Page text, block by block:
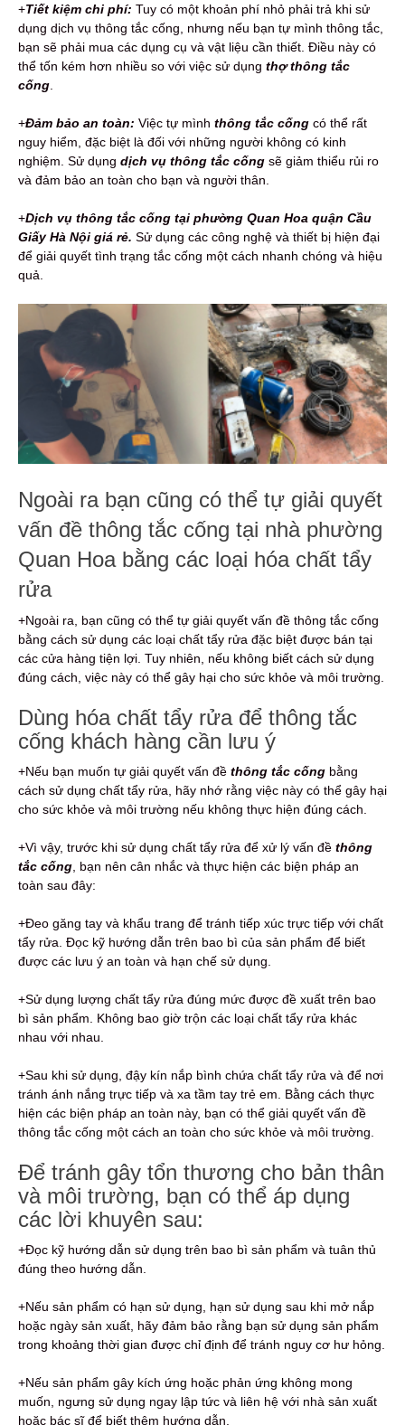
+Tiết kiệm chi phí: Tuy có một khoản phí nhỏ phải trả khi sử
dụng dịch vụ thông tắc cống, nhưng nếu bạn tự mình thông tắc,
bạn sẽ phải mua các dụng cụ và vật liệu cần thiết. Điều này có
thể tốn kém hơn nhiều so với việc sử dụng thợ thông tắc
cống.
+Đảm bảo an toàn: Việc tự mình thông tắc cống có thể rất
nguy hiểm, đặc biệt là đối với những người không có kinh
nghiệm. Sử dụng dịch vụ thông tắc cống sẽ giảm thiểu rủi ro
và đảm bảo an toàn cho bạn và người thân.
+Dịch vụ thông tắc cống tại phường Quan Hoa quận Cầu
Giấy Hà Nội giá rẻ. Sử dụng các công nghệ và thiết bị hiện đại
để giải quyết tình trạng tắc cống một cách nhanh chóng và hiệu
quả.
Ngoài ra bạn cũng có thể tự giải quyết
vấn đề thông tắc cống tại nhà phường
Quan Hoa bằng các loại hóa chất tẩy
rửa
+Ngoài ra, bạn cũng có thể tự giải quyết vấn đề thông tắc cống
bằng cách sử dụng các loại chất tẩy rửa đặc biệt được bán tại
các cửa hàng tiện lợi. Tuy nhiên, nếu không biết cách sử dụng
đúng cách, việc này có thể gây hại cho sức khỏe và môi trường.
Dùng hóa chất tẩy rửa để thông tắc
cống khách hàng cần lưu ý
+Nếu bạn muốn tự giải quyết vấn đề thông tắc cống bằng
cách sử dụng chất tẩy rửa, hãy nhớ rằng việc này có thể gây hại
cho sức khỏe và môi trường nếu không thực hiện đúng cách.
+Vì vậy, trước khi sử dụng chất tẩy rửa để xử lý vấn đề thông
tắc cống , bạn nên cân nhắc và thực hiện các biện pháp an
toàn sau đây:
+Đeo găng tay và khẩu trang để tránh tiếp xúc trực tiếp với chất
tẩy rửa. Đọc kỹ hướng dẫn trên bao bì của sản phẩm để biết
được các lưu ý an toàn và hạn chế sử dụng.
+Sử dụng lượng chất tẩy rửa đúng mức được đề xuất trên bao
bì sản phẩm. Không bao giờ trộn các loại chất tẩy rửa khác
nhau với nhau.
+Sau khi sử dụng, đậy kín nắp bình chứa chất tẩy rửa và để nơi
tránh ánh nắng trực tiếp và xa tầm tay trẻ em. Bằng cách thực
hiện các biện pháp an toàn này, bạn có thể giải quyết vấn đề
thông tắc cống một cách an toàn cho sức khỏe và môi trường.
Để tránh gây tổn thương cho bản thân
và môi trường, bạn có thể áp dụng
các lời khuyên sau:
+Đọc kỹ hướng dẫn sử dụng trên bao bì sản phẩm và tuân thủ
đúng theo hướng dẫn.
+Nếu sản phẩm có hạn sử dụng, hạn sử dụng sau khi mở nắp
hoặc ngày sản xuất, hãy đảm bảo rằng bạn sử dụng sản phẩm
trong khoảng thời gian được chỉ định để tránh nguy cơ hư hỏng.
+Nếu sản phẩm gây kích ứng hoặc phản ứng không mong
muốn, ngưng sử dụng ngay lập tức và liên hệ với nhà sản xuất
hoặc bác sĩ để biết thêm hướng dẫn.